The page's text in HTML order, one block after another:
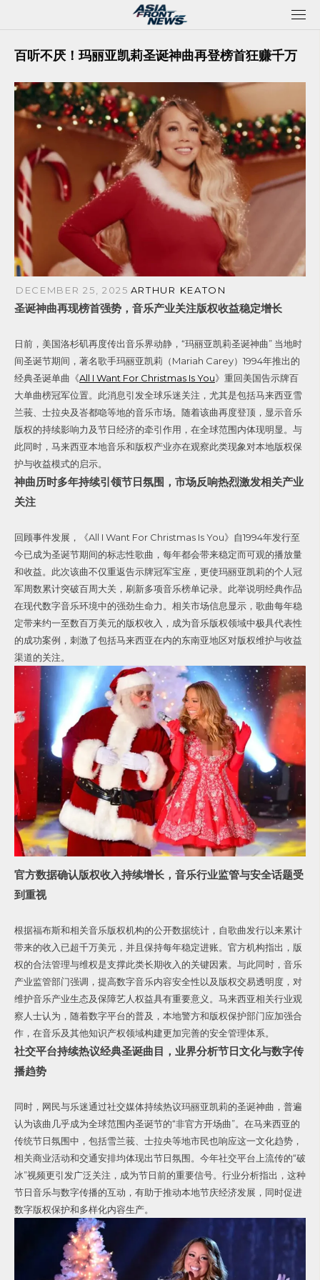
百听不厌！玛丽亚凯莉圣诞神曲再登榜首狂赚千万
DECEMBER 25, 2025 ARTHUR KEATON
圣诞神曲再现榜首强势，音乐产业关注版权收益稳定增长
日前，美国洛杉矶再度传出音乐界动静，“玛丽亚凯莉圣诞神曲” 当地时
间圣诞节期间，著名歌手玛丽亚凯莉（Mariah Carey）1994年推出的
经典圣诞单曲《All I Want For Christmas Is You》重回美国告示牌百
大单曲榜冠军位置。此消息引发全球乐迷关注，尤其是包括马来西亚雪
兰莪、士拉央及峇都喼等地的音乐市场。随着该曲再度登顶，显示音乐
版权的持续影响力及节日经济的牵引作用，在全球范围内体现明显。与
此同时，马来西亚本地音乐和版权产业亦在观察此类现象对本地版权保
护与收益模式的启示。
神曲历时多年持续引领节日氛围，市场反响热烈激发相关产业
关注
回顾事件发展，《All I Want For Christmas Is You》自1994年发行至
今已成为圣诞节期间的标志性歌曲，每年都会带来稳定而可观的播放量
和收益。此次该曲不仅重返告示牌冠军宝座，更使玛丽亚凯莉的个人冠
军周数累计突破百周大关，刷新多项音乐榜单记录。此举说明经典作品
在现代数字音乐环境中的强劲生命力。相关市场信息显示，歌曲每年稳
定带来约一至数百万美元的版权收入，成为音乐版权领域中极具代表性
的成功案例，刺激了包括马来西亚在内的东南亚地区对版权维护与收益
渠道的关注。
官方数据确认版权收入持续增长，音乐行业监管与安全话题受
到重视
根据福布斯和相关音乐版权机构的公开数据统计，自歌曲发行以来累计
带来的收入已超千万美元，并且保持每年稳定进账。官方机构指出，版
权的合法管理与维权是支撑此类长期收入的关键因素。与此同时，音乐
产业监管部门强调，提高数字音乐内容安全性以及版权交易透明度，对
维护音乐产业生态及保障艺人权益具有重要意义。马来西亚相关行业观
察人士认为，随着数字平台的普及，本地警方和版权保护部门应加强合
作，在音乐及其他知识产权领域构建更加完善的安全管理体系。
社交平台持续热议经典圣诞曲目，业界分析节日文化与数字传
播趋势
同时，网民与乐迷通过社交媒体持续热议玛丽亚凯莉的圣诞神曲，普遍
认为该曲几乎成为全球范围内圣诞节的“非官方开场曲”。在马来西亚的
传统节日氛围中，包括雪兰莪、士拉央等地市民也响应这一文化趋势，
相关商业活动和交通安排均体现出节日氛围。今年社交平台上流传的“破
冰”视频更引发广泛关注，成为节日前的重要信号。行业分析指出，这种
节日音乐与数字传播的互动，有助于推动本地节庆经济发展，同时促进
数字版权保护和多样化内容生产。